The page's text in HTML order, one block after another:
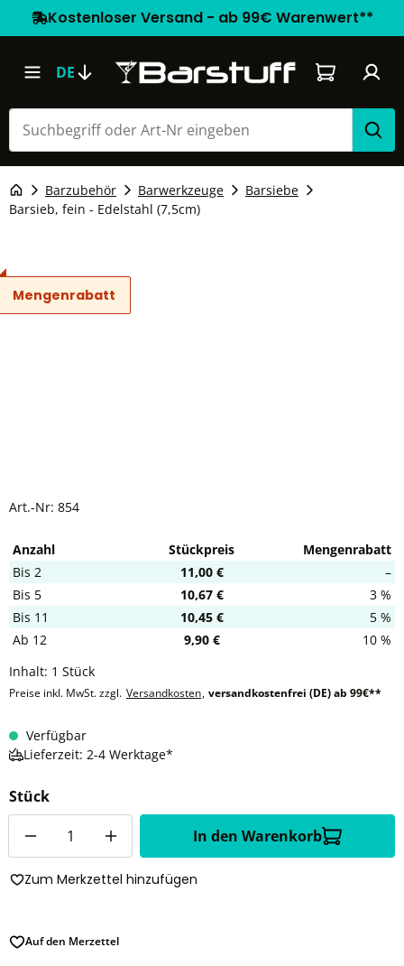
Kostenloser Versand - ab 99€ Warenwert**
DE Warenkorb
Barzubehör Barwerkzeuge
Barsiebe
Barsieb, fein - Edelstahl (7,5cm)
Mengenrabatt
Art.-Nr: 854
Anzahl Stückpreis
Mengenrabatt
Bis 2 11,00 €
–
Bis 5 10,67 €
3 %
Bis 11 10,45 €
5 %
Ab 12 9,90 €
10 %
Inhalt: 1 Stück
Preise inkl. MwSt. zzgl. Versandkosten, versandkostenfrei (DE) ab 99€**
Verfügbar
Lieferzeit: 2-4 Werktage*
Stück
In den Warenkorb
Zum Merkzettel hinzufügen
Auf den Merzettel